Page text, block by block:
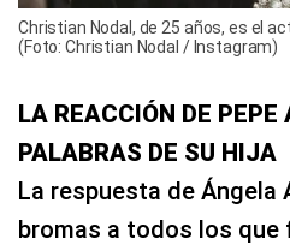
Christian Nodal, de 25 años, es el
(Foto: Christian Nodal / Instagram)
LA REACCIÓN DE PEPE
PALABRAS DE SU HIJA
La respuesta de Ángela
bromas a todos los que